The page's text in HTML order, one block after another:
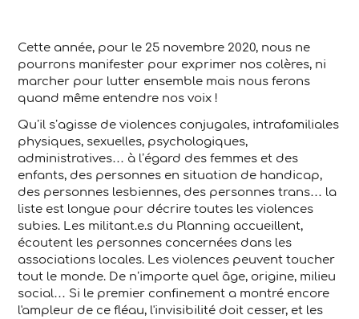
Cette année, pour le 25 novembre 2020, nous ne
pourrons manifester pour exprimer nos colères, ni
marcher pour lutter ensemble mais nous ferons
quand même entendre nos voix !
Qu’il s’agisse de violences conjugales, intrafamiliales
physiques, sexuelles, psychologiques,
administratives… à l’égard des femmes et des
enfants, des personnes en situation de handicap,
des personnes lesbiennes, des personnes trans… la
liste est longue pour décrire toutes les violences
subies. Les militant.e.s du Planning accueillent,
écoutent les personnes concernées dans les
associations locales. Les violences peuvent toucher
tout le monde. De n’importe quel âge, origine, milieu
social… Si le premier confinement a montré encore
l'ampleur de ce fléau, l'invisibilité doit cesser, et les